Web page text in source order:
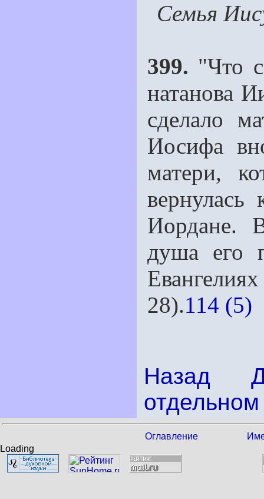
Семья
399. "Что
натанова
сделало
Иосифа
матери,
Иордане.
душа его
28).114 (5)
Назад
Оглавление
Loading